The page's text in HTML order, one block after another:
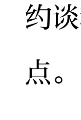
约
点。